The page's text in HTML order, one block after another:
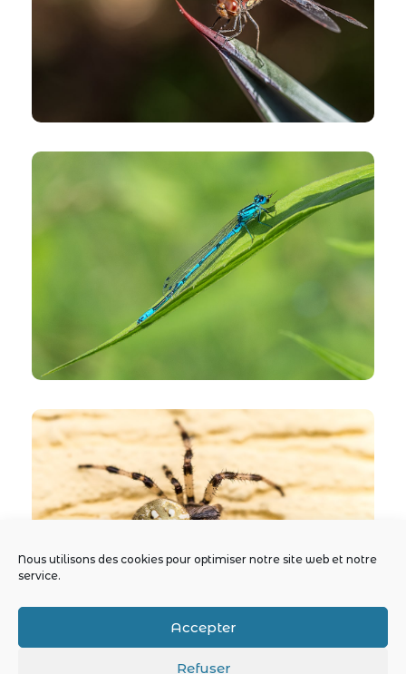
Nous utilisons des cookies pour optimiser notre site web et notre
service.
Accepter
Refuser